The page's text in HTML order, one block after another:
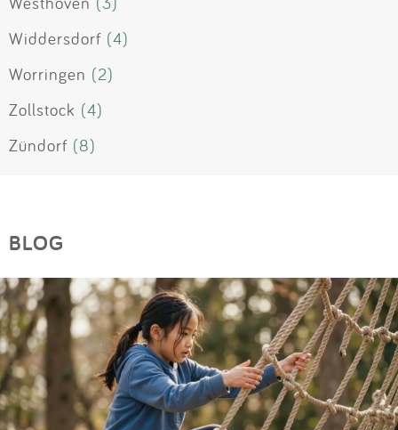
Widdersdorf (4)
Worringen (2)
Zollstock (4)
Zündorf (8)
BLOG